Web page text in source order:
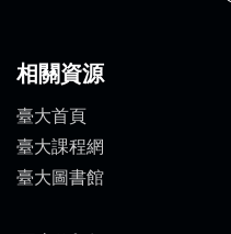
相關資源
臺大首頁
臺大課程網
臺大圖書館